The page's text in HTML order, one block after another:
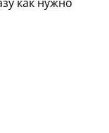
как нужно